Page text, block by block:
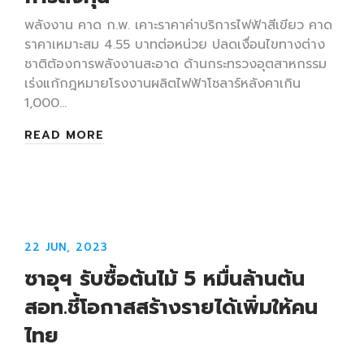
พลังงาน คาด ก.พ. เคาะราคาค่าบริการไฟฟ้าสีเขียว คาด
ราคาเหมาะสม 4.55 บาทต่อหน่วย ปลดเงื่อนไขทางต่าง
ชาติต้องการพลังงานสะอาด ด้านกระทรวงอุตสาหกรรม
เร่งแก้กฎหมายโรงงานผลิตไฟฟ้าโซลาร์หลังคาเกิน
1,000…
READ MORE
22 JUN, 2023
ซาอุฯ รับซื้อต้นไม้ 5 หมื่นล้านต้น
สอท.ชี้โอกาสสร้างรายได้เพิ่มให้คน
ไทย